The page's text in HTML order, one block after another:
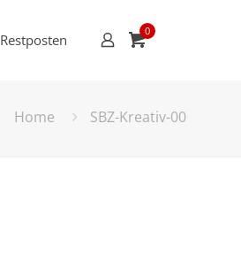
Restposten
0
Home SBZ-Kreativ-00